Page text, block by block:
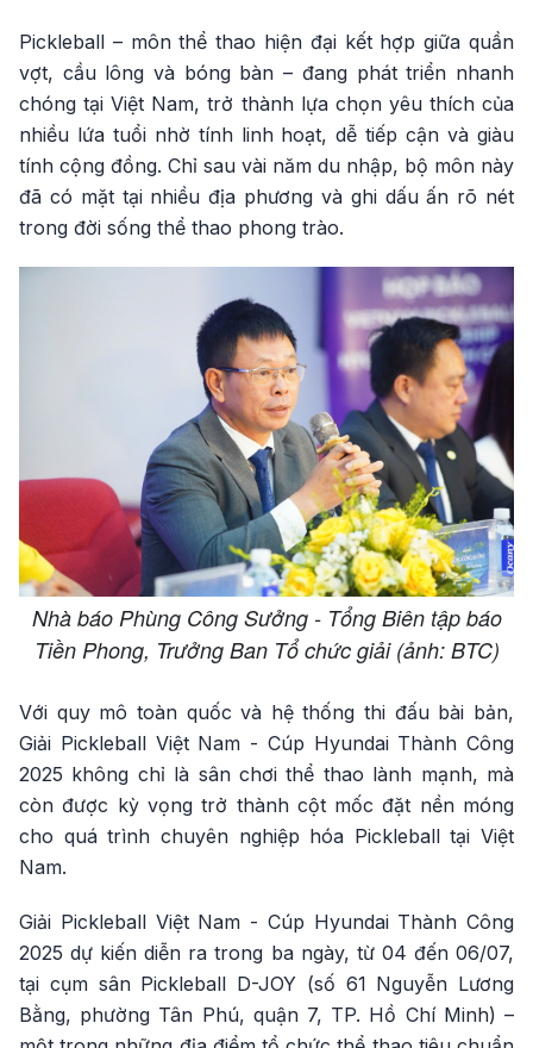
Pickleball – môn thể thao hiện đại kết hợp giữa quần
vợt, cầu lông và bóng bàn – đang phát triển nhanh
chóng tại Việt Nam, trở thành lựa chọn yêu thích của
nhiều lứa tuổi nhờ tính linh hoạt, dễ tiếp cận và giàu
tính cộng đồng. Chỉ sau vài năm du nhập, bộ môn này
đã có mặt tại nhiều địa phương và ghi dấu ấn rõ nét
trong đời sống thể thao phong trào.
Nhà báo Phùng Công Sưởng - Tổng Biên tập báo
Tiền Phong, Trưởng Ban Tổ chức giải (ảnh: BTC)
Với quy mô toàn quốc và hệ thống thi đấu bài bản,
Giải Pickleball Việt Nam - Cúp Hyundai Thành Công
2025 không chỉ là sân chơi thể thao lành mạnh, mà
còn được kỳ vọng trở thành cột mốc đặt nền móng
cho quá trình chuyên nghiệp hóa Pickleball tại Việt
Nam.
Giải Pickleball Việt Nam - Cúp Hyundai Thành Công
2025 dự kiến diễn ra trong ba ngày, từ 04 đến 06/07,
tại cụm sân Pickleball D-JOY (số 61 Nguyễn Lương
Bằng, phường Tân Phú, quận 7, TP. Hồ Chí Minh) –